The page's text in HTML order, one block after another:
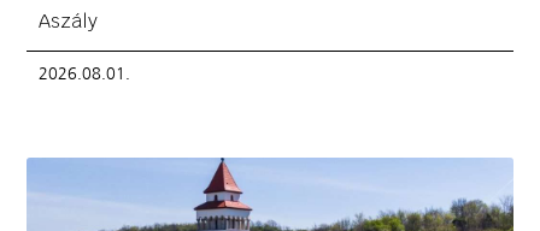
Aszály
2026.08.01.